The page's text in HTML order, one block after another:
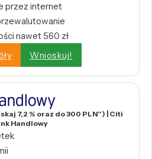
przez internet
nawet 560 zł
Wnioskuj!
7,2 % oraz do 300 PLN”) | Citi
Handlowy